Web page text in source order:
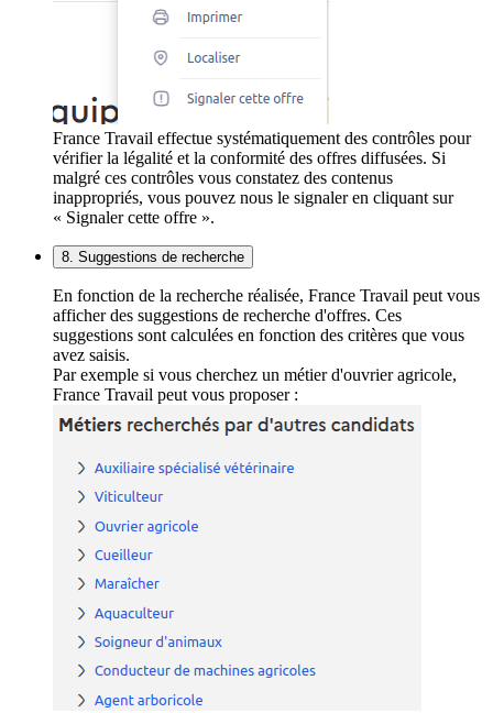
France Travail effectue systématiquement des contrôles pour
vérifier la légalité et la conformité des offres diffusées. Si
malgré ces contrôles vous constatez des contenus
inappropriés, vous pouvez nous le signaler en cliquant sur
« Signaler cette offre ».
8. Suggestions de recherche
En fonction de la recherche réalisée, France Travail peut vous
afficher des suggestions de recherche d'offres. Ces
suggestions sont calculées en fonction des critères que vous
avez saisis.
Par exemple si vous cherchez un métier d'ouvrier agricole,
France Travail peut vous proposer :